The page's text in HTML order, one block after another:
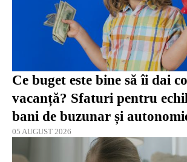
Ce buget este bine să îi dai
vacanță? Sfaturi pentru
bani de buzunar și
05 AUGUST 2026